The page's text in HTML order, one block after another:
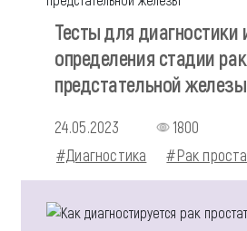
Тесты для диагностики
определения стадии
предстательной железы
24.05.2023
1800
#Диагностика
#Рак